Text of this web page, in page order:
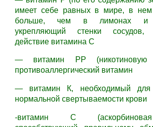
имеет себе равных в мире, в
больше, чем в лимонах и
укрепляющий стенки сосудов,
действие витамина С
— витамин РР
противоаллергический витамин
— витамин К, необходимый для
нормальной свертываемости крови
-витамин С